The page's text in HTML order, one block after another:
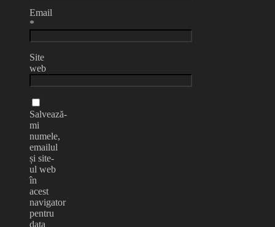
Email
*
Site
web
Salvează-
mi
numele,
emailul
și site-
ul web
în
acest
navigator
pentru
data